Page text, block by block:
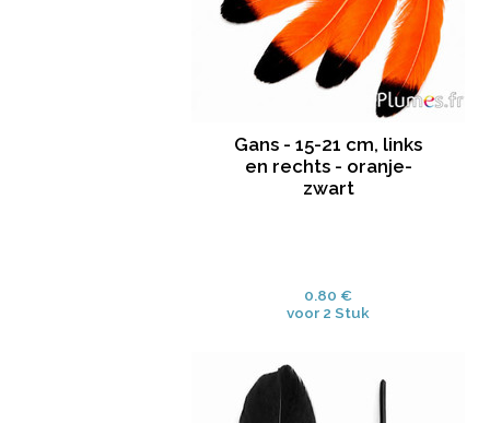
Gans - 15-21 cm, links
en rechts - oranje-
zwart
0.80 €
voor 2 Stuk